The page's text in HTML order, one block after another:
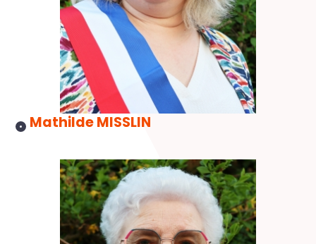
Mathilde MISSLIN